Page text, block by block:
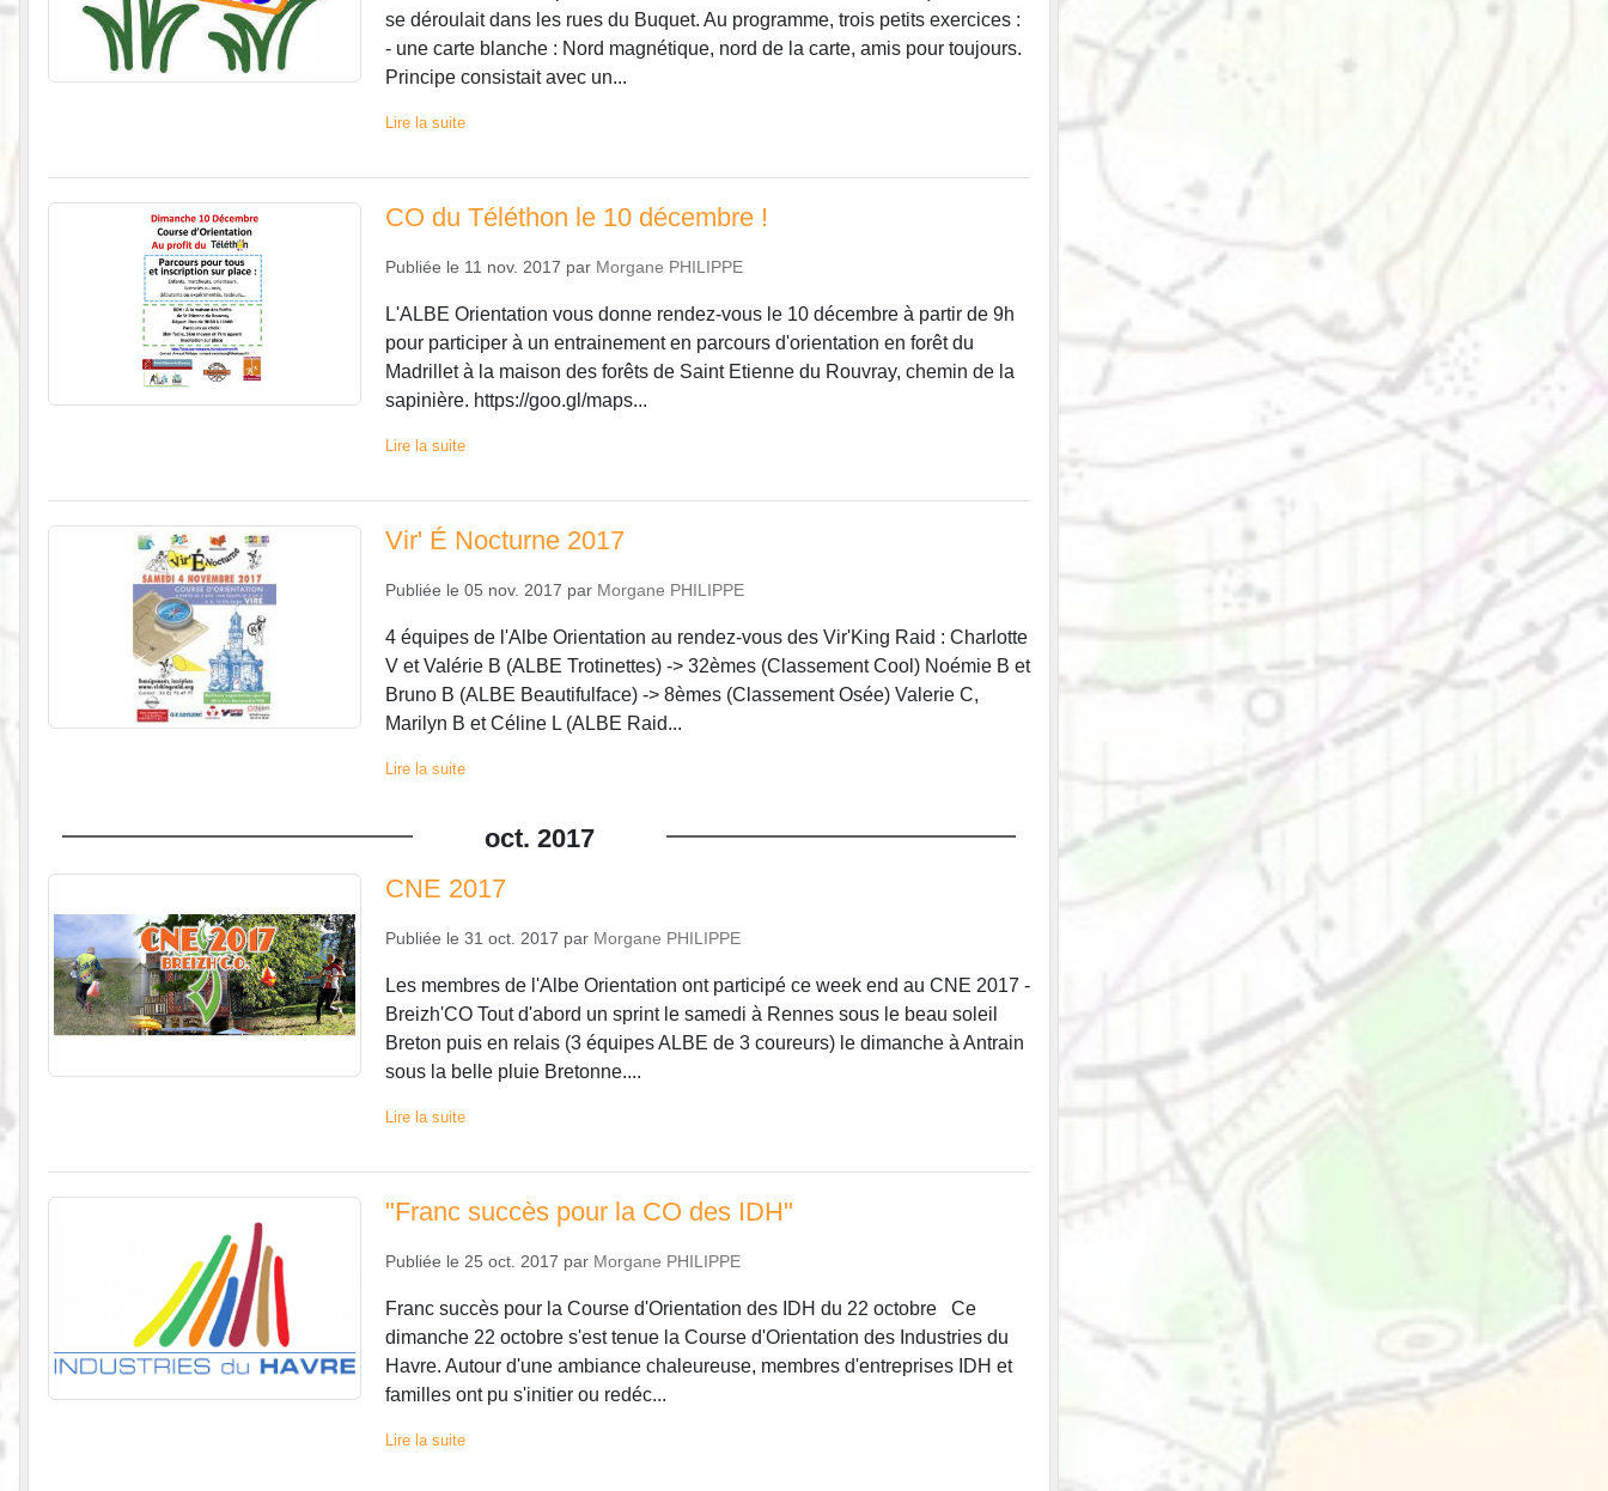
se déroulait dans les rues du Buquet. Au programme, trois petits exercices :
- une carte blanche : Nord magnétique, nord de la carte, amis pour toujours.
Principe consistait avec un...
Lire la suite
CO du Téléthon le 10 décembre !
Publiée le 11 nov. 2017 par Morgane PHILIPPE
L'ALBE Orientation vous donne rendez-vous le 10 décembre à partir de 9h
pour participer à un entrainement en parcours d'orientation en forêt du
Madrillet à la maison des forêts de Saint Etienne du Rouvray, chemin de la
sapinière. https://goo.gl/maps...
Lire la suite
Vir' É Nocturne 2017
Publiée le 05 nov. 2017 par Morgane PHILIPPE
4 équipes de l'Albe Orientation au rendez-vous des Vir'King Raid : Charlotte
V et Valérie B (ALBE Trotinettes) -> 32èmes (Classement Cool) Noémie B et
Bruno B (ALBE Beautifulface) -> 8èmes (Classement Osée) Valerie C,
Marilyn B et Céline L (ALBE Raid...
Lire la suite
oct. 2017
CNE 2017
Publiée le 31 oct. 2017 par Morgane PHILIPPE
Les membres de l'Albe Orientation ont participé ce week end au CNE 2017 -
Breizh'CO Tout d'abord un sprint le samedi à Rennes sous le beau soleil
Breton puis en relais (3 équipes ALBE de 3 coureurs) le dimanche à Antrain
sous la belle pluie Bretonne....
Lire la suite
"Franc succès pour la CO des IDH"
Publiée le 25 oct. 2017 par Morgane PHILIPPE
Franc succès pour la Course d'Orientation des IDH du 22 octobre Ce
dimanche 22 octobre s'est tenue la Course d'Orientation des Industries du
Havre. Autour d'une ambiance chaleureuse, membres d'entreprises IDH et
familles ont pu s'initier ou redéc...
Lire la suite